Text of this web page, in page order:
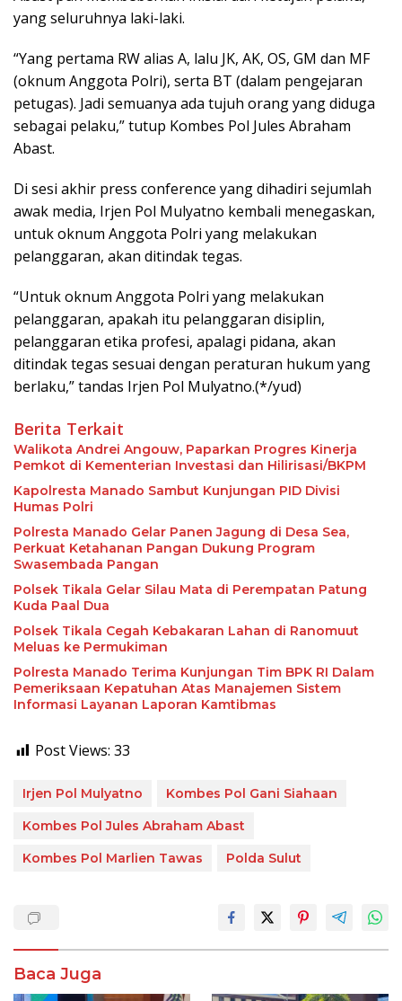
yang seluruhnya laki-laki.
“Yang pertama RW alias A, lalu JK, AK, OS, GM dan MF
(oknum Anggota Polri), serta BT (dalam pengejaran
petugas). Jadi semuanya ada tujuh orang yang diduga
sebagai pelaku,” tutup Kombes Pol Jules Abraham
Abast.
Di sesi akhir press conference yang dihadiri sejumlah
awak media, Irjen Pol Mulyatno kembali menegaskan,
untuk oknum Anggota Polri yang melakukan
pelanggaran, akan ditindak tegas.
“Untuk oknum Anggota Polri yang melakukan
pelanggaran, apakah itu pelanggaran disiplin,
pelanggaran etika profesi, apalagi pidana, akan
ditindak tegas sesuai dengan peraturan hukum yang
berlaku,” tandas Irjen Pol Mulyatno.(*/yud)
Berita Terkait
Walikota Andrei Angouw, Paparkan Progres Kinerja
Pemkot di Kementerian Investasi dan Hilirisasi/BKPM
Kapolresta Manado Sambut Kunjungan PID Divisi
Humas Polri
Polresta Manado Gelar Panen Jagung di Desa Sea,
Perkuat Ketahanan Pangan Dukung Program
Swasembada Pangan
Polsek Tikala Gelar Silau Mata di Perempatan Patung
Kuda Paal Dua
Polsek Tikala Cegah Kebakaran Lahan di Ranomuut
Meluas ke Permukiman
Polresta Manado Terima Kunjungan Tim BPK RI Dalam
Pemeriksaan Kepatuhan Atas Manajemen Sistem
Informasi Layanan Laporan Kamtibmas
Post Views: 33
Irjen Pol Mulyatno
Kombes Pol Gani Siahaan
Kombes Pol Jules Abraham Abast
Kombes Pol Marlien Tawas
Polda Sulut
Baca Juga